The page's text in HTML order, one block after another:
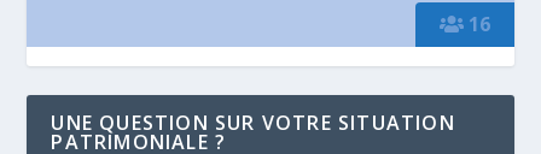
16
UNE QUESTION SUR VOTRE SITUATION
PATRIMONIALE ?